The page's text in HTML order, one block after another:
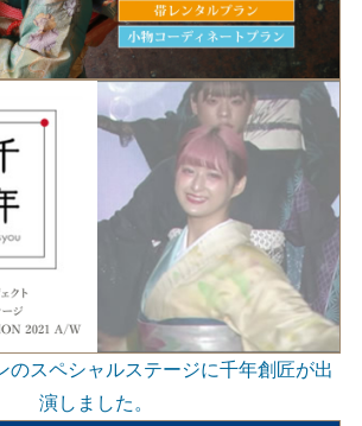
のスペシャルステージに千年創匠が出
演しました。